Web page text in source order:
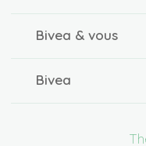
Bivea & vous
Bivea